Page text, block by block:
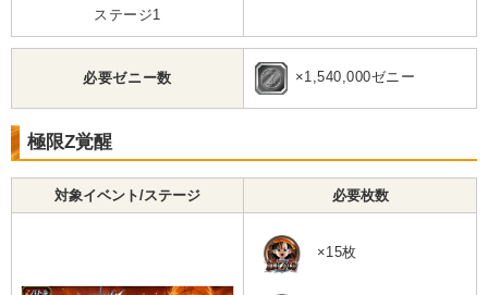
ステージ1
必要ゼニー数 ×1,540,000ゼニー
極限Z覚醒
対象イベント/ステージ 必要枚数
×15枚